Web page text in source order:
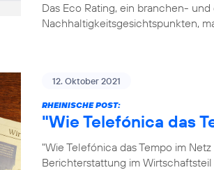
Das Eco Rating, ein branchen-
Nachhaltigkeitsgesichtspunkten,
12. Oktober 2021
RHEINISCHE POST:
"Wie Telefónica das
"Wie Telefónica das Tempo im
Berichterstattung im Wirtschaftsteil